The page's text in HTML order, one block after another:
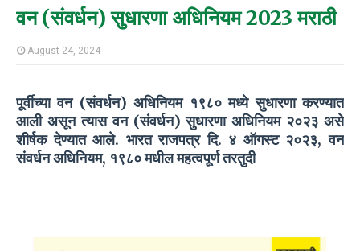
वन (संवर्धन) सुधारणा अधिनियम 2023 मराठी
August 24, 2024
पूर्वीच्या वन (संवर्धन) अधिनियम १९८० मध्ये सुधारणा करण्यात
आली असून त्यास वन (संवर्धन) सुधारणा अधिनियम २०२३ असे
शीर्षक देण्यात आले. भारत राजपत्र दि. ४ ऑगस्ट २०२३, वन
संवर्धन अधिनियम, १९८० मधील महत्वपूर्ण तरतुदी